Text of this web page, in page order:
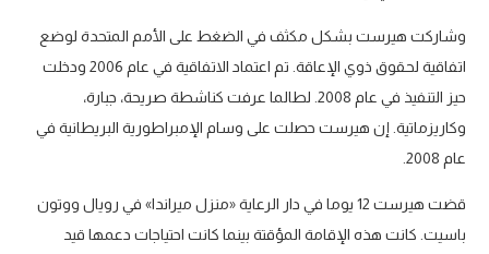
وشاركت هيرست بشكل مكثف في الضغط على الأمم المتحدة لوضع
اتفاقية لحقوق ذوي الإعاقة. تم اعتماد الاتفاقية في عام 2006 ودخلت
حيز التنفيذ في عام 2008. لطالما عرفت كناشطة صريحة، جبارة،
وكاريزماتية. إن هيرست حصلت على وسام الإمبراطورية البريطانية في
عام 2008.
قضت هيرست 12 يوما في دار الرعاية «منزل ميراندا» في رويال ووتون
باسيت. كانت هذه الإقامة المؤقتة بينما كانت احتياجات دعمها قيد